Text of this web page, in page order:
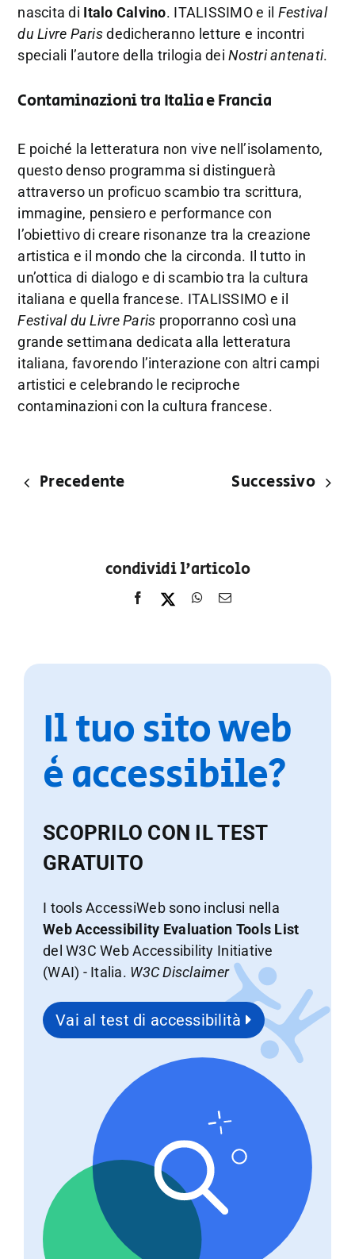
nascita di Italo Calvino. ITALISSIMO e il Festival
du Livre Parisdedicheranno letture e incontri
speciali l’autore della trilogia deiNostri antenati.
Contaminazioni tra Italia e Francia
E poiché la letteratura non vive nell’isolamento,
questo denso programma si distinguerà
attraverso un proficuo scambio tra scrittura,
immagine, pensiero e performance con
l’obiettivo di creare risonanze tra la creazione
artistica e il mondo che la circonda. Il tutto in
un’ottica di dialogo e di scambio tra la cultura
italiana e quella francese. ITALISSIMO e il
Festival du Livre Paris proporranno così una
grande settimana dedicata alla letteratura
italiana, favorendo l’interazione con altri campi
artistici e celebrando le reciproche
contaminazioni con la cultura francese.
Precedente Successivo
condividi l'articolo
Il tuo sito web
è accessibile?
SCOPRILO CON IL TEST
GRATUITO
I tools AccessiWeb sono inclusi nella
Web Accessibility Evaluation Tools List
del W3C Web Accessibility Initiative
(WAI) - Italia. W3C Disclaimer
Vai al test di accessibilità